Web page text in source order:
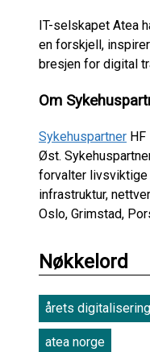
IT-selskapet Atea
en forskjell,
bresjen for digital
Om
Sykehuspartner
Øst.
forvalter livsviktige
infrastruktur,
Oslo, Grimstad,
Nøkkelord
årets
atea norge